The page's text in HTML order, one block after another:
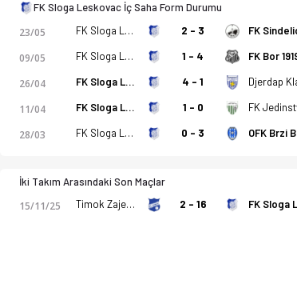
FK Sloga Leskovac İç Saha Form Durumu
23/05 FK Sloga Leskovac 2 - 3
09/05 FK Sloga Leskovac 1 - 4 FK Bor
26/04 FK Sloga Leskovac 4 - 1
11/04 FK Sloga Leskovac 1 - 0
28/03 FK Sloga Leskovac 0 - 3
İki Takım Arasındaki Son Maçlar
15/11/25 Timok Zajecar 2 - 16